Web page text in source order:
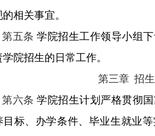
相关事宜。
第五条 学院招生工作领导小组
院招生的日常工作。
第三章 招
第六条 学院招生计划严格贯彻
目标、办学条件、毕业生就业